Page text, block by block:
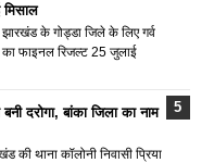
मिसाल
झारखंड के गोड्डा जिले के लिए गर्व
का फाइनल रिजल्ट 25 जुलाई
दरोगा, बांका जिला का नाम
की थाना कॉलोनी निवासी प्रिया